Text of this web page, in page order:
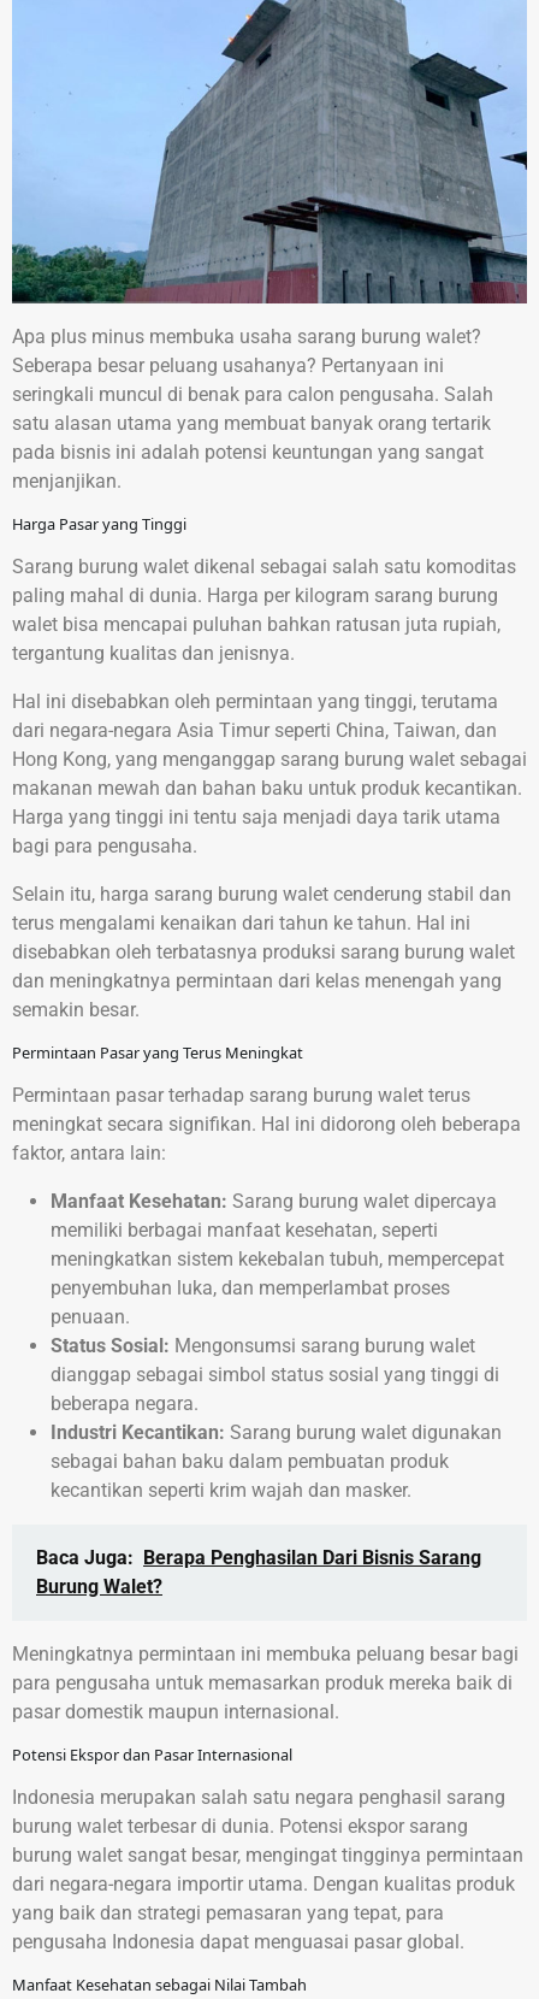
Apa plus minus membuka usaha sarang burung walet?
Seberapa besar peluang usahanya? Pertanyaan ini
seringkali muncul di benak para calon pengusaha. Salah
satu alasan utama yang membuat banyak orang tertarik
pada bisnis ini adalah potensi keuntungan yang sangat
menjanjikan.
Harga Pasar yang Tinggi
Sarang burung walet dikenal sebagai salah satu komoditas
paling mahal di dunia. Harga per kilogram sarang burung
walet bisa mencapai puluhan bahkan ratusan juta rupiah,
tergantung kualitas dan jenisnya.
Hal ini disebabkan oleh permintaan yang tinggi, terutama
dari negara-negara Asia Timur seperti China, Taiwan, dan
Hong Kong, yang menganggap sarang burung walet sebagai
makanan mewah dan bahan baku untuk produk kecantikan.
Harga yang tinggi ini tentu saja menjadi daya tarik utama
bagi para pengusaha.
Selain itu, harga sarang burung walet cenderung stabil dan
terus mengalami kenaikan dari tahun ke tahun. Hal ini
disebabkan oleh terbatasnya produksi sarang burung walet
dan meningkatnya permintaan dari kelas menengah yang
semakin besar.
Permintaan Pasar yang Terus Meningkat
Permintaan pasar terhadap sarang burung walet terus
meningkat secara signifikan. Hal ini didorong oleh beberapa
faktor, antara lain:
Manfaat Kesehatan: Sarang burung walet dipercaya
memiliki berbagai manfaat kesehatan, seperti
meningkatkan sistem kekebalan tubuh, mempercepat
penyembuhan luka, dan memperlambat proses
penuaan.
Status Sosial: Mengonsumsi sarang burung walet
dianggap sebagai simbol status sosial yang tinggi di
beberapa negara.
Industri Kecantikan: Sarang burung walet digunakan
sebagai bahan baku dalam pembuatan produk
kecantikan seperti krim wajah dan masker.
Baca Juga: Berapa Penghasilan Dari Bisnis Sarang
Burung Walet?
Meningkatnya permintaan ini membuka peluang besar bagi
para pengusaha untuk memasarkan produk mereka baik di
pasar domestik maupun internasional.
Potensi Ekspor dan Pasar Internasional
Indonesia merupakan salah satu negara penghasil sarang
burung walet terbesar di dunia. Potensi ekspor sarang
burung walet sangat besar, mengingat tingginya permintaan
dari negara-negara importir utama. Dengan kualitas produk
yang baik dan strategi pemasaran yang tepat, para
pengusaha Indonesia dapat menguasai pasar global.
Manfaat Kesehatan sebagai Nilai Tambah